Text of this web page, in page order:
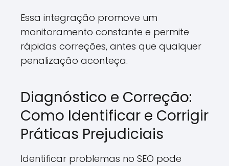
Essa integração promove um
monitoramento constante e permite
rápidas correções, antes que qualquer
penalização aconteça.
Diagnóstico e Correção:
Como Identificar e Corrigir
Práticas Prejudiciais
Identificar problemas no SEO pode